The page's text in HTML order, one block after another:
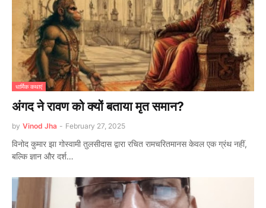
धार्मिक कथाएं
अंगद ने रावण को क्यों बताया मृत समान?
by Vinod Jha - February 27, 2025
विनोद कुमार झा गोस्वामी तुलसीदास द्वारा रचित रामचरितमानस केवल एक ग्रंथ नहीं,
बल्कि ज्ञान और दर्श…